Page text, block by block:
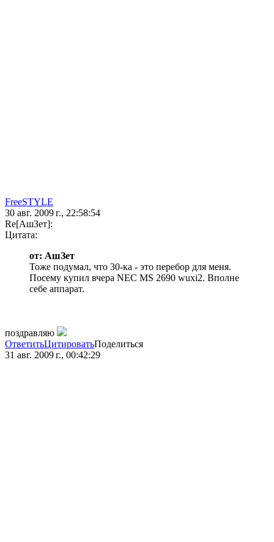
FreeSTYLE
30 авг. 2009 г., 22:58:54
Re[АшЗет]:
Цитата:
от: АшЗет
Тоже подумал, что 30-ка - это перебор для меня.
Посему купил вчера NEC MS 2690 wuxi2. Вполне
себе аппарат.
поздравляю
ОтветитьЦитироватьПоделиться
31 авг. 2009 г., 00:42:29